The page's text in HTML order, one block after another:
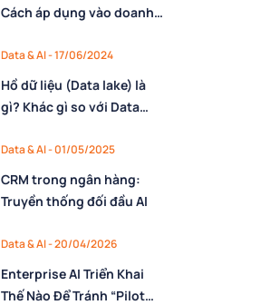
Cách áp dụng vào doanh
Data & AI - 17/06/2024
Hồ dữ liệu (Data lake) là
gì? Khác gì so với Data
Data & AI - 01/05/2025
CRM trong ngân hàng:
Truyền thống đối đầu AI
Data & AI - 20/04/2026
Enterprise AI Triển Khai
Thế Nào Để Tránh “Pilot